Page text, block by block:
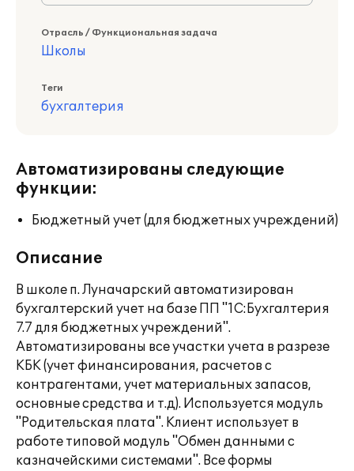
Отрасль / Функциональная задача
Школы
Теги
бухгалтерия
Автоматизированы следующие
функции:
Бюджетный учет (для бюджетных учреждений)
Описание
В школе п. Луначарский автоматизирован
бухгалтерский учет на базе ПП "1С:Бухгалтерия
7.7 для бюджетных учреждений".
Автоматизированы все участки учета в разрезе
КБК (учет финансирования, расчетов с
контрагентами, учет материальных запасов,
основные средства и т.д). Используется модуль
"Родительская плата". Клиент использует в
работе типовой модуль "Обмен данными с
казначейскими системами". Все формы